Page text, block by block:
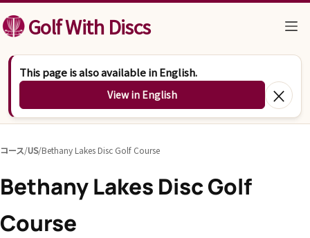
コンテンツへスキップ
Golf With Discs
This page is also available in English.
View in English ×
コース/US/Bethany Lakes Disc Golf Course
Bethany Lakes Disc Golf
Course